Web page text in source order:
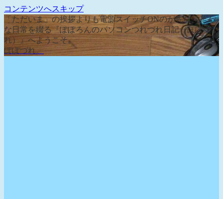
コンテンツへスキップ
「ただいま」の挨拶よりも電源スイッチONのが先な、そん
な日常を綴る『ぽぽろんのパソコンつれづれ日記（ぽぽづ
れ）』へようこそ。
ぽぽづれ。